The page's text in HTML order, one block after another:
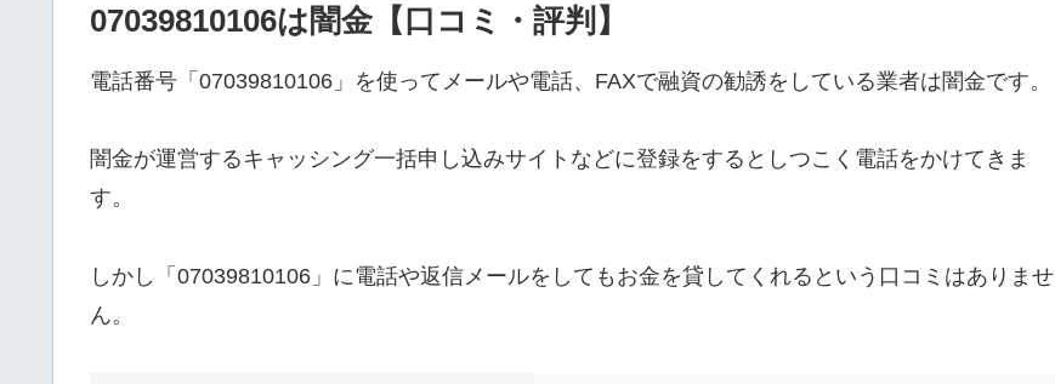
07039810106は闇金【口コミ・評判】
電話番号「07039810106」を使ってメールや電話、FAXで融資の勧誘をしている業者は闇金です。
闇金が運営するキャッシング一括申し込みサイトなどに登録をするとしつこく電話をかけてきま
す。
しかし「07039810106」に電話や返信メールをしてもお金を貸してくれるという口コミはありませ
ん。